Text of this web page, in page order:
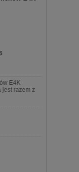
E4K
jest razem z